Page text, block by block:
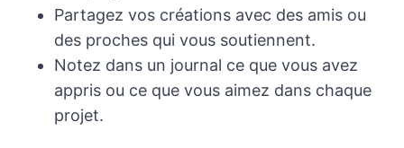
Partagez vos créations avec des amis ou
des proches qui vous soutiennent.
Notez dans un journal ce que vous avez
appris ou ce que vous aimez dans chaque
projet.